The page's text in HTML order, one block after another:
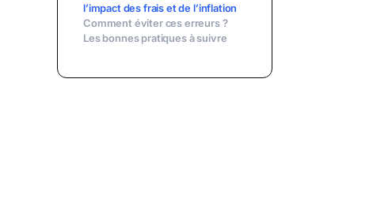
l’impact des frais et de l’inflation
Comment éviter ces erreurs ?
Les bonnes pratiques à suivre